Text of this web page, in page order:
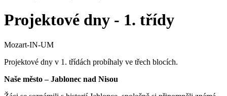
Projektové dny - 1. třídy
Mozart-IN-UM
Projektové dny v 1. třídách probíhaly ve třech blocích.
Naše město – Jablonec nad Nisou